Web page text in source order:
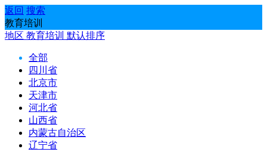
返回 搜索
教育培训
地区 教育培训 默认排序
全部
四川省
北京市
天津市
河北省
山西省
内蒙古自治区
辽宁省